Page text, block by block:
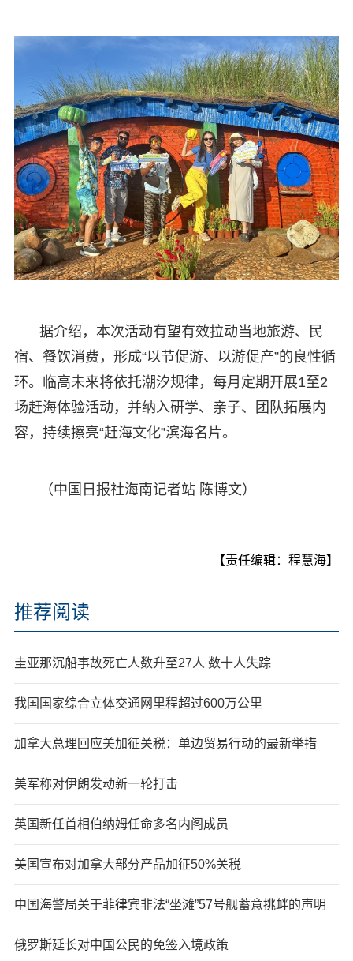
据介绍，本次活动有望有效拉动当地旅游、民
宿、餐饮消费，形成“以节促游、以游促产”的良性循
环。临高未来将依托潮汐规律，每月定期开展1至2
场赶海体验活动，并纳入研学、亲子、团队拓展内
容，持续擦亮“赶海文化”滨海名片。
（中国日报社海南记者站 陈博文）
【责任编辑：程慧海】
推荐阅读
圭亚那沉船事故死亡人数升至27人 数十人失踪
我国国家综合立体交通网里程超过600万公里
加拿大总理回应美加征关税：单边贸易行动的最新举措
美军称对伊朗发动新一轮打击
英国新任首相伯纳姆任命多名内阁成员
美国宣布对加拿大部分产品加征50%关税
中国海警局关于菲律宾非法“坐滩”57号舰蓄意挑衅的声明
俄罗斯延长对中国公民的免签入境政策